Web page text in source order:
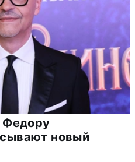
Федору
новый